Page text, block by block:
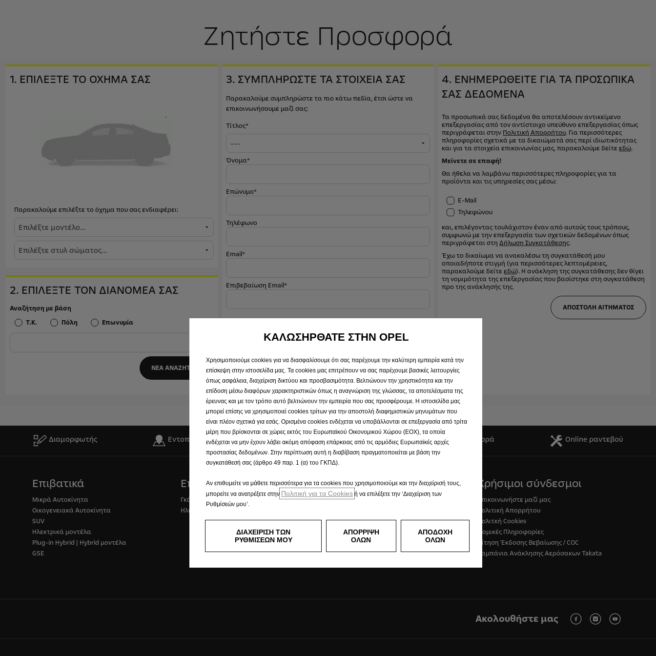
Ζητήστε Προσφορά
1. ΕΠΙΛΕΞΤΕ ΤΟ ΟΧΗΜΑ ΣΑΣ
Παρακαλούμε επιλέξτε το όχημα που σας ενδιαφέρει:
2. ΕΠΙΛΕΞΤΕ ΤΟΝ ΔΙΑΝΟΜΕΑ ΣΑΣ
Αναζήτηση με βάση
Τ.Κ.
Πόλη Επωνυμία
ΝΕΑ ΑΝΑΖΗΤΗΣΗ
3. ΣΥΜΠΛΗΡΩΣΤΕ ΤΑ ΣΤΟΙΧΕΙΑ ΣΑΣ
Παρακαλούμε συμπληρώστε τα πιο κάτω πεδία, έτσι ώστε να
επικοινωνήσουμε μαζί σας:
Τίτλος*
Όνομα*
Επώνυμο*
Τηλέφωνο
Email*
Επιβεβαίωση Email*
4. ΕΝΗΜΕΡΩΘΕΙΤΕ ΓΙΑ ΤΑ ΠΡΟΣΩΠΙΚΑ
ΣΑΣ ΔΕΔΟΜΕΝΑ
Τα προσωπικά σας δεδομένα θα αποτελέσουν αντικείμενο
επεξεργασίας από τον αντίστοιχο υπεύθυνο επεξεργασίας όπως
περιγράφεται στην Πολιτική Απορρήτου. Για περισσότερες
πληροφορίες σχετικά με τα δικαιώματά σας περί ιδιωτικότητας
και για τα στοιχεία επικοινωνίας μας, παρακαλούμε δείτεεδώ.
Μείνετε σε επαφή!
Θα ήθελα να λαμβάνω περισσότερες πληροφορίες για τα
προϊόντα και τις υπηρεσίες σας μέσω:
E-Mail
Τηλεφώνου
και, επιλέγοντας τουλάχιστον έναν από αυτούς τους τρόπους,
συμφωνώ με την επεξεργασία των σχετικών δεδομένων όπως
περιγράφεται στηΔήλωση Συγκατάθεσης.
Έχω το δικαίωμα να ανακαλέσω τη συγκατάθεσή μου
οποιαδήποτε στιγμή (για περισσότερες λεπτομέρειες,
παρακαλούμε δείτεεδώ). Η ανάκληση της συγκατάθεσης δεν θίγει
τη νομιμότητα της επεξεργασίας που βασίστηκε στη συγκατάθεση
προ της ανάκλησής της.
ΑΠΟΣΤΟΛΗ ΑΙΤΗΜΑΤΟΣ
Διαμορφωτής Εντοπισμός συνεργάτη Test Drive Ζητήστε Προσφορά Online ραντεβού
Επιβατικά
Μικρά Αυτοκίνητα
Οικογενειακά Αυτοκίνητα
SUV
Ηλεκτρικά μοντέλα
Plug-in Hybrid | Hybrid μοντέλα
GSE
Επαγγελματικά
Γκάμα Επαγγελματικών
Ηλεκτρικά Επαγγελματικά μοντέλα
Ο Κόσμος της Opel
Opel Connect
Concept cars
Χρήσιμοι σύνδεσμοι
Επικοινωνήστε μαζί μας
Πολιτική Απορρήτου
Πολιτκή Cookies
Νομικές Πληροφορίες
Αίτηση Έκδοσης Βεβαίωσης / COC
Καμπάνια Ανάκλησης Aερόσακων Takata
Ακολουθήστε μας
ΚΑΛΩΣΗΡΘΑΤΕ ΣΤΗΝ OPEL
Χρησιμοποιούμε cookies για να διασφαλίσουμε ότι σας παρέχουμε την καλύτερη εμπειρία κατά την
επίσκεψη στην ιστοσελίδα μας. Τα cookies μας επιτρέπουν να σας παρέχουμε βασικές λειτουργίες
όπως ασφάλεια, διαχείριση δικτύου και προσβασιμότητα. Βελτιώνουν την χρηστικότητα και την
επίδοση μέσω διαφόρων χαρακτηριστικών όπως η αναγνώριση της γλώσσας, τα αποτελέσματα της
έρευνας και με τον τρόπο αυτό βελτιώνουν την εμπειρία που σας προσφέρουμε. Η ιστοσελίδα μας
μπορεί επίσης να χρησιμοποιεί cookies τρίτων για την αποστολή διαφημιστικών μηνυμάτων που
είναι πλέον σχετικά για εσάς. Ορισμένα cookies ενδέχεται να υποβάλλονται σε επεξεργασία από τρίτα
μέρη που βρίσκονται σε χώρες εκτός του Ευρωπαϊκού Οικονομικού Χώρου (ΕΟΧ), τα οποία
ενδέχεται να μην έχουν λάβει ακόμη απόφαση επάρκειας από τις αρμόδιες Ευρωπαϊκές αρχές
προστασίας δεδομένων. Στην περίπτωση αυτή η διαβίβαση πραγματοποιείται με βάση την
συγκατάθεσή σας (άρθρο 49 παρ. 1 (α) του ΓΚΠΔ).
Αν επιθυμείτε να μάθετε περισσότερα για τα cookies που χρησιμοποιούμε και την διαχείρισή τους,
μπορείτε να ανατρέξετε στην Πολιτική για τα Cookies ή να επιλέξετε την ‘Διαχείριση των
Ρυθμίσεών μου’.
ΔΙΑΧΕΙΡΙΣΗ ΤΩΝ
ΡΥΘΜΙΣΕΩΝ ΜΟΥ
ΑΠΟΔΟΧΗ
ΟΛΩΝ
ΑΠΟΡΡΙΨΗ
ΟΛΩΝ